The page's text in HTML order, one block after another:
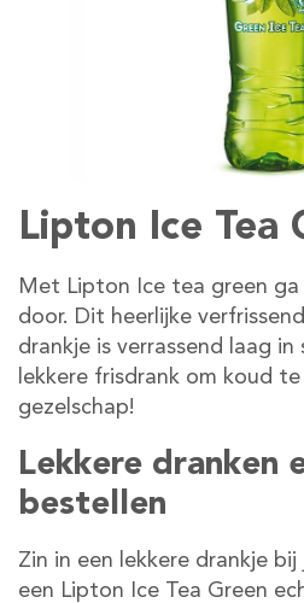
Lipton Ice Tea
Met Lipton Ice tea green
door. Dit heerlijke
drankje is verrassend laag in
lekkere frisdrank om koud
gezelschap!
Lekkere dranken
bestellen
Zin in een lekkere drankje
een Lipton Ice Tea Green